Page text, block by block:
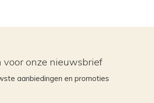
voor onze nieuwsbrief
aanbiedingen en promoties